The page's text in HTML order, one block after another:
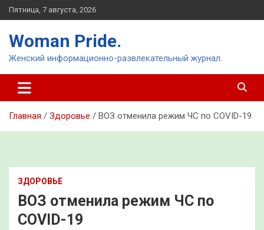
Перейти
к
Пятница, 7 августа, 2026
Woman Pride.
Женский информационно-развлекательный журнал.
Главная Здоровье ВОЗ отменила режим ЧС по COVID-19
ЗДОРОВЬЕ
ВОЗ отменила режим ЧС по
COVID-19